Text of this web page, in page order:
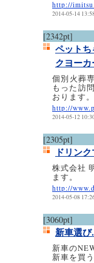
http://
2014-05-14
[2342pt]
ペット
クヨー
個別火葬
もった訪
おります
http://
2014-05-12
[2305pt]
ドリン
株式会社
ます。
http://
2014-05-08
[3060pt]
新車選
新車の
新車を買